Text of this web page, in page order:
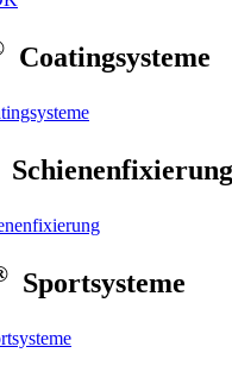
Coatingsysteme
Schienenfixierung
Sportsysteme